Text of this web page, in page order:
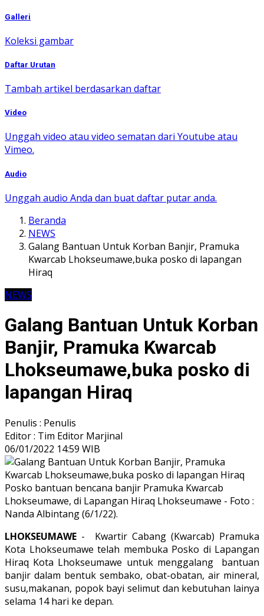
Galleri
Koleksi gambar
Daftar Urutan
Tambah artikel berdasarkan daftar
Video
Unggah video atau video sematan dari Youtube atau
Vimeo.
Audio
Unggah audio Anda dan buat daftar putar anda.
Beranda
NEWS
Galang Bantuan Untuk Korban Banjir, Pramuka
Kwarcab Lhokseumawe,buka posko di lapangan
Hiraq
NEWS
Galang Bantuan Untuk Korban
Banjir, Pramuka Kwarcab
Lhokseumawe,buka posko di
lapangan Hiraq
Penulis : Penulis
Editor : Tim Editor Marjinal
06/01/2022 14:59 WIB
Posko bantuan bencana banjir Pramuka Kwarcab
Lhokseumawe, di Lapangan Hiraq Lhokseumawe - Foto :
Nanda Albintang (6/1/22).
LHOKSEUMAWE - Kwartir Cabang (Kwarcab) Pramuka
Kota Lhokseumawe telah membuka Posko di Lapangan
Hiraq Kota Lhokseumawe untuk menggalang bantuan
banjir dalam bentuk sembako, obat-obatan, air mineral,
susu,makanan, popok bayi selimut dan kebutuhan lainya
selama 14 hari ke depan.